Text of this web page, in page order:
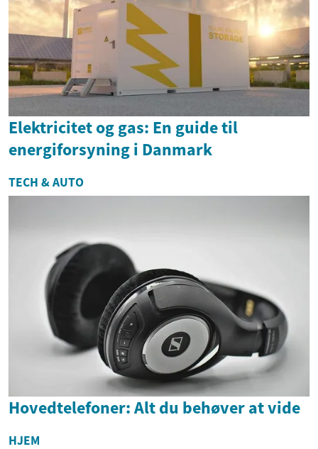
Elektricitet og gas: En guide til
energiforsyning i Danmark
TECH & AUTO
Hovedtelefoner: Alt du behøver at vide
HJEM